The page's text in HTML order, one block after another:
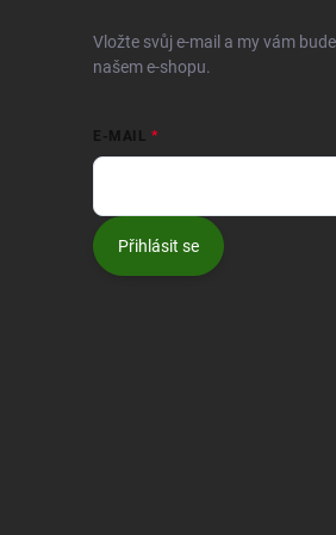
Vložte svůj e-mail a my vám
našem e-shopu.
E-MAIL
Přihlásit se